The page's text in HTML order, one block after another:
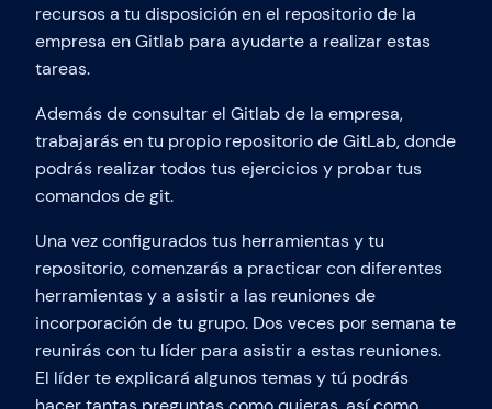
recursos a tu disposición en el repositorio de la
empresa en Gitlab para ayudarte a realizar estas
tareas.
Además de consultar el Gitlab de la empresa,
trabajarás en tu propio repositorio de GitLab, donde
podrás realizar todos tus ejercicios y probar tus
comandos de git.
Una vez configurados tus herramientas y tu
repositorio, comenzarás a practicar con diferentes
herramientas y a asistir a las reuniones de
incorporación de tu grupo. Dos veces por semana te
reunirás con tu líder para asistir a estas reuniones.
El líder te explicará algunos temas y tú podrás